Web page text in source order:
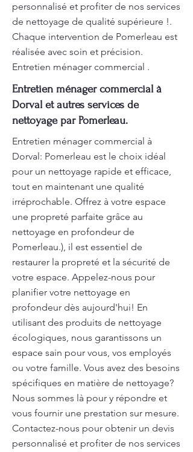
personnalisé et profiter de nos services
de nettoyage de qualité supérieure !.
Chaque intervention de Pomerleau est
réalisée avec soin et précision.
Entretien ménager commercial .
Entretien ménager commercial à
Dorval et autres services de
nettoyage par Pomerleau.
Entretien ménager commercial à
Dorval: Pomerleau est le choix idéal
pour un nettoyage rapide et efficace,
tout en maintenant une qualité
irréprochable. Offrez à votre espace
une propreté parfaite grâce au
nettoyage en profondeur de
Pomerleau.), il est essentiel de
restaurer la propreté et la sécurité de
votre espace. Appelez-nous pour
planifier votre nettoyage en
profondeur dès aujourd'hui! En
utilisant des produits de nettoyage
écologiques, nous garantissons un
espace sain pour vous, vos employés
ou votre famille. Vous avez des besoins
spécifiques en matière de nettoyage?
Nous sommes là pour y répondre et
vous fournir une prestation sur mesure.
Contactez-nous pour obtenir un devis
personnalisé et profiter de nos services